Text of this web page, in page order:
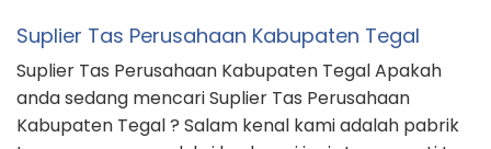
Suplier Tas Perusahaan Kabupaten Tegal
Suplier Tas Perusahaan Kabupaten Tegal Apakah
anda sedang mencari Suplier Tas Perusahaan
Kabupaten Tegal ? Salam kenal kami adalah pabrik